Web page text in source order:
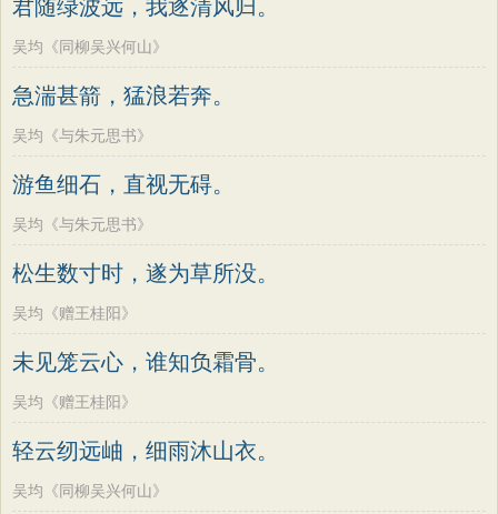
君随绿波远，我逐清风归。
吴均《同柳吴兴何山》
急湍甚箭，猛浪若奔。
吴均《与朱元思书》
游鱼细石，直视无碍。
吴均《与朱元思书》
松生数寸时，遂为草所没。
吴均《赠王桂阳》
未见笼云心，谁知负霜骨。
吴均《赠王桂阳》
轻云纫远岫，细雨沐山衣。
吴均《同柳吴兴何山》